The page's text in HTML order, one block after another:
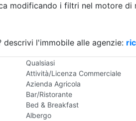
Camera d'Albergo
Box/Garage
Qualsiasi
Attività/Licenza Commerciale
Azienda Agricola
Bar/Ristorante
Bed & Breakfast
Albergo
modificando i filtri nel motore di
descrivi l'immobile alle agenzie: